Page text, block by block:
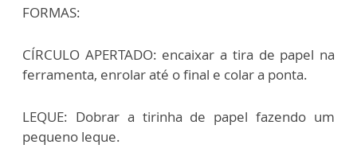
FORMAS:
CÍRCULO APERTADO: encaixar a tira de papel na
ferramenta, enrolar até o final e colar a ponta.
LEQUE: Dobrar a tirinha de papel fazendo um
pequeno leque.